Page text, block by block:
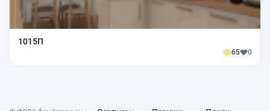
1015П
65 0